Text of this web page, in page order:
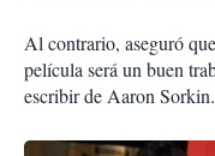
Al contrario, aseguró
película será un buen
escribir de Aaron Sorkin.